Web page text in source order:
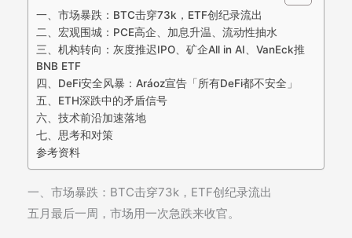
一、市场暴跌：BTC击穿73k，ETF创纪录流出
二、宏观围城：PCE高企、加息升温、流动性抽水
三、机构转向：灰度推迟IPO、矿企All in AI、VanEck推
BNB ETF
四、DeFi安全风暴：Aráoz宣告「所有DeFi都不安全」
五、ETH深跌中的矛盾信号
六、技术前沿加速落地
七、思考和对策
参考资料
一、市场暴跌：BTC击穿73k，ETF创纪录流出
五月最后一周，市场用一次急跌来收官。